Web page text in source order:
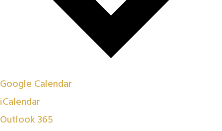
Google Calendar
iCalendar
Outlook 365